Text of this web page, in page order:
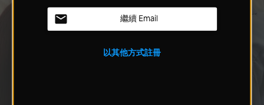
繼續 Email
以其他方式註冊